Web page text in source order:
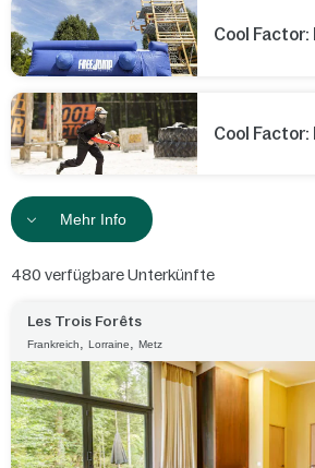
Cool Factor:
Cool Factor:
Mehr Info
480 verfügbare Unterkünfte
Les Trois Forêts
Frankreich, Lorraine, Metz